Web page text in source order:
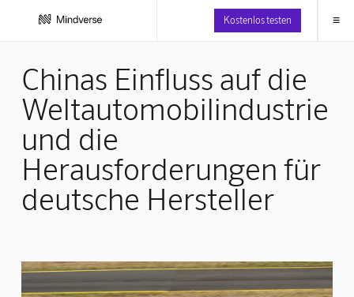
Kostenlos testen ≡
Chinas Einfluss auf die
Weltautomobilindustrie
und die
Herausforderungen für
deutsche Hersteller